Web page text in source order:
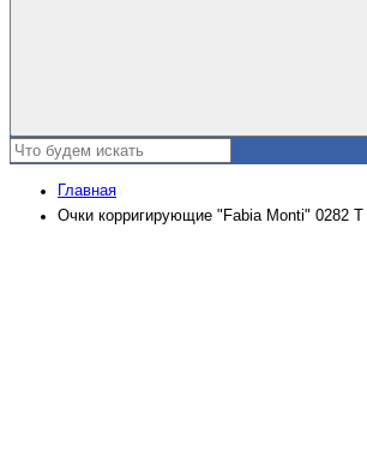
Главная
Очки корригирующие "Fabia Monti" 0282 Т